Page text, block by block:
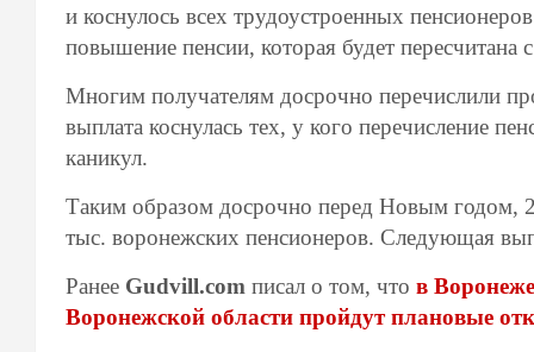
и коснулось всех трудоустроенных
повышение пенсии, которая будет
Многим получателям досрочно перечислили
выплата коснулась тех, у кого перечисление
каникул.
Таким образом досрочно перед Новым годом,
тыс. воронежских пенсионеров. Следующая
Ранее Gudvill.com писал о том, что в
Воронежской области пройдут плановые